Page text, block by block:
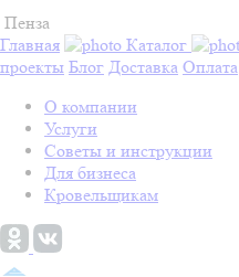
Пенза
Главная
Каталог
проекты Блог Доставка Оплата
О компании
Услуги
Советы и инструкции
Для бизнеса
Кровельщикам